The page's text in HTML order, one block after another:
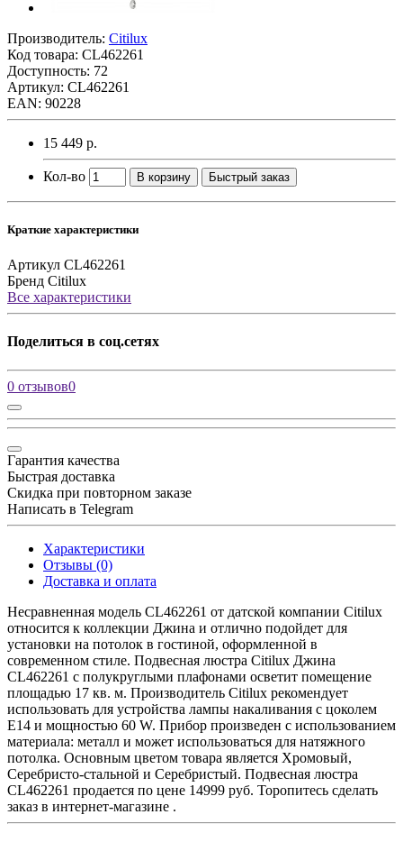
Производитель: Citilux
Код товара: CL462261
Доступность: 72
Артикул: CL462261
EAN: 90228
15 449 р.
Кол-во В корзину Быстрый заказ
Краткие характеристики
Артикул CL462261
Бренд Citilux
Все характеристики
Поделиться в соц.сетях
0 отзывов0
Гарантия качества
Быстрая доставка
Скидка при повторном заказе
Написать в Telegram
Характеристики
Отзывы (0)
Доставка и оплата
Несравненная модель CL462261 от датской компании Citilux
относится к коллекции Джина и отлично подойдет для
установки на потолок в гостиной, оформленной в
современном стиле. Подвесная люстра Citilux Джина
CL462261 с полукруглыми плафонами осветит помещение
площадью 17 кв. м. Производитель Citilux рекомендует
использовать для устройства лампы накаливания с цоколем
E14 и мощностью 60 W. Прибор произведен с использованием
материала: металл и может использоваться для натяжного
потолка. Основным цветом товара является Хромовый,
Серебристо-стальной и Серебристый. Подвесная люстра
CL462261 продается по цене 14999 руб. Торопитесь сделать
заказ в интернет-магазине .